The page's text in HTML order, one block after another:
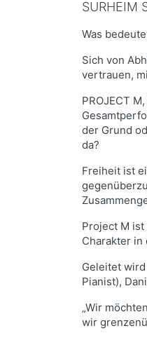
SURHEIM
Was
Sich von
vertrauen,
PROJECT
der Grund
da?
Freiheit ist
Project M
Charakter in
Geleitet
Pianist),
„Wir
wir